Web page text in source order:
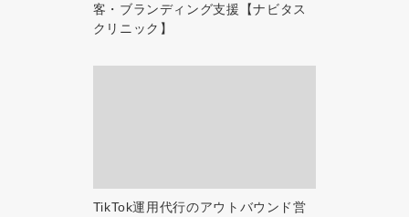
客・ブランディング支援【ナビタス
クリニック】
TikTok運用代行のアウトバウンド営